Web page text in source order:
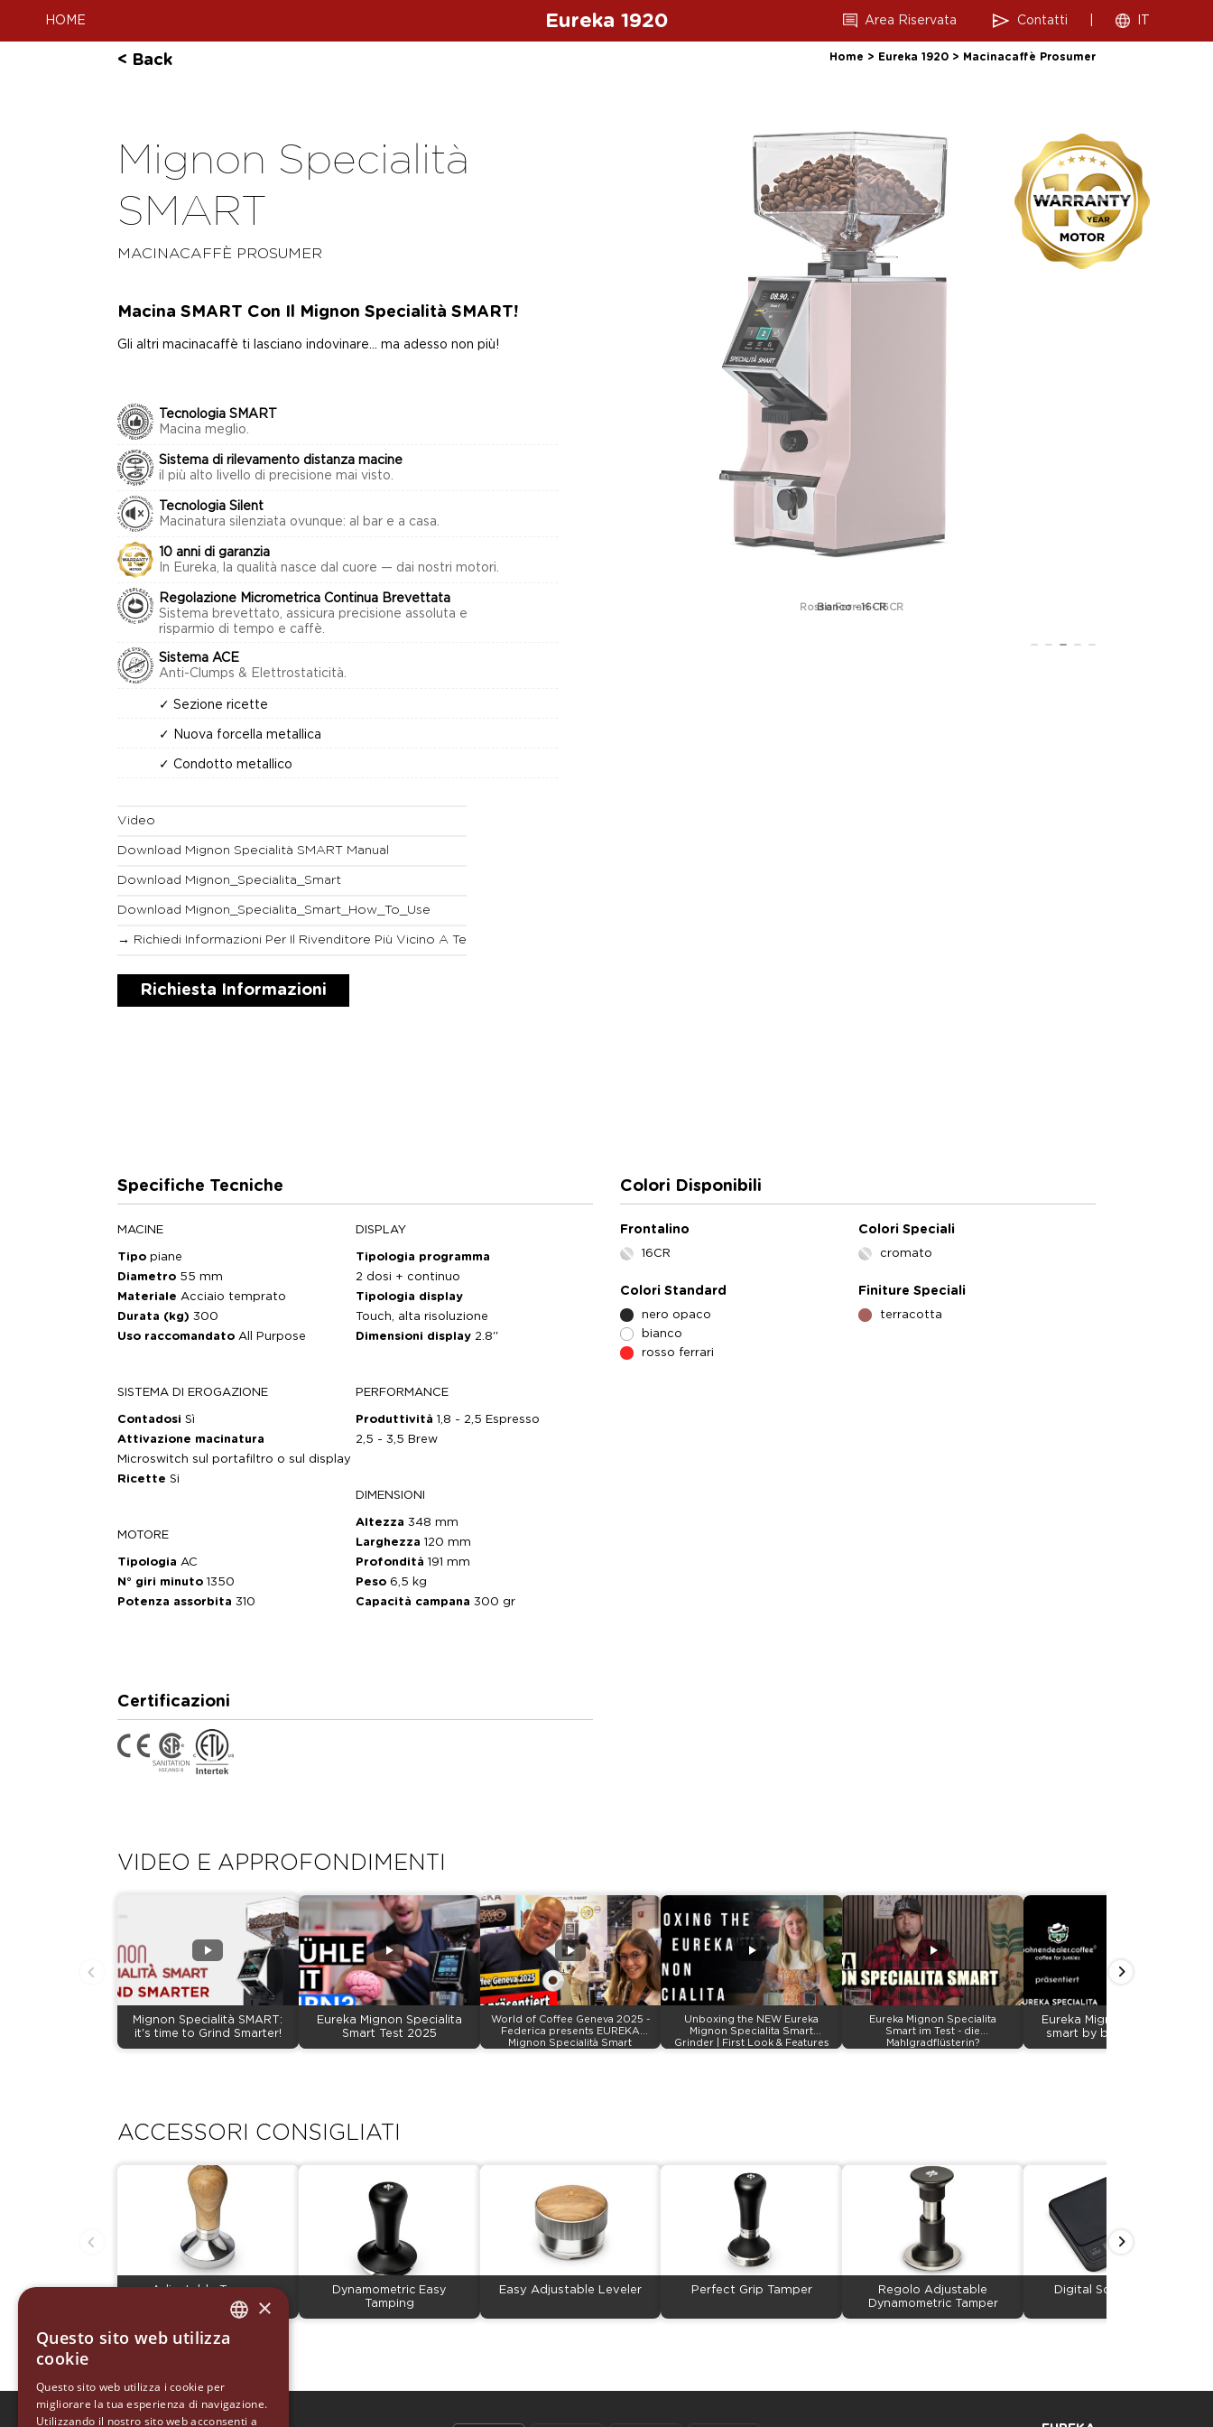
HOME Eureka 1920 Area Riservata Contatti
< Back Home > Eureka 1920 > Macinacaffè Prosumer
Mignon Specialità
SMART
MACINACAFFÈ PROSUMER
Macina SMART Con Il Mignon Specialità SMART!
Gli altri macinacaffè ti lasciano indovinare... ma adesso non più!
Tecnologia SMART
Macina meglio.
Sistema di rilevamento distanza macine
il più alto livello di precisione mai visto.
Tecnologia Silent
Macinatura silenziata ovunque: al bar e a casa.
10 anni di garanzia
In Eureka, la qualità nasce dal cuore — dai nostri motori.
Regolazione Micrometrica Continua Brevettata
Sistema brevettato, assicura precisione assoluta e
risparmio di tempo e caffè.
Sistema ACE
Anti-Clumps & Elettrostaticità.
✓ Sezione ricette
✓ Nuova forcella metallica
✓ Condotto metallico
Video
Download Mignon Specialità SMART Manual
Download Mignon_Specialita_Smart
Download Mignon_Specialita_Smart_How_To_Use
→ Richiedi Informazioni Per Il Rivenditore Più Vicino A Te
Richiesta Informazioni
Bianco - 16CR
Specifiche Tecniche
MACINE
Tipo piane
Diametro 55 mm
Materiale Acciaio temprato
Durata (kg) 300
Uso raccomandato All Purpose
SISTEMA DI EROGAZIONE
Contadosi Sì
Attivazione macinatura
Microswitch sul portafiltro o sul display
Ricette Si
MOTORE
Tipologia AC
N° giri minuto 1350
Potenza assorbita 310
DISPLAY
Tipologia programma
2 dosi + continuo
Tipologia display
Touch, alta risoluzione
Dimensioni display 2.8''
PERFORMANCE
Produttività 1,8 - 2,5 Espresso
2,5 - 3,5 Brew
DIMENSIONI
Altezza 348 mm
Larghezza 120 mm
Profondità 191 mm
Peso 6,5 kg
Capacità campana 300 gr
Certificazioni
Colori Disponibili
Frontalino
16CR
Colori Standard
nero opaco
bianco
rosso ferrari
Colori Speciali
cromato
Finiture Speciali
terracotta
VIDEO E APPROFONDIMENTI
Mignon Specialità SMART:
it's time to Grind Smarter!
Eureka Mignon Specialita
Smart Test 2025
World of Coffee Geneva 2025 -
Federica presents EUREKA
Mignon Specialità Smart
Unboxing the NEW Eureka
Mignon Specialita Smart
Grinder | First Look & Features
Eureka Mignon Specialita
Smart im Test - die
Mahlgradflüsterin?
Eureka Mignon Specialita
smart by bohnendealer
ACCESSORI CONSIGLIATI
Adjustable Tamper
Dynamometric Easy
Tamping
Easy Adjustable Leveler Perfect Grip Tamper
Regolo Adjustable
Dynamometric Tamper
Digital Scale Precisa
GERMAN
×
Questo sito web utilizza
cookie
Questo sito web utilizza i cookie per
migliorare la tua esperienza di navigazione.
Utilizzando il nostro sito web acconsenti a